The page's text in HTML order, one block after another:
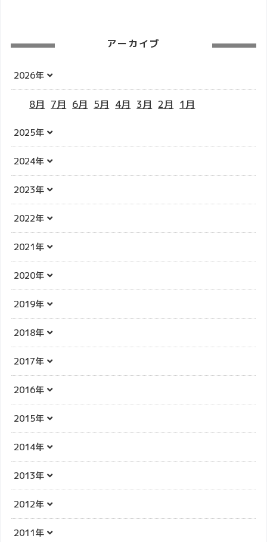
アーカイブ
2026年
8月 7月 6月 5月 4月 3月 2月 1月
2025年
2024年
2023年
2022年
2021年
2020年
2019年
2018年
2017年
2016年
2015年
2014年
2013年
2012年
2011年